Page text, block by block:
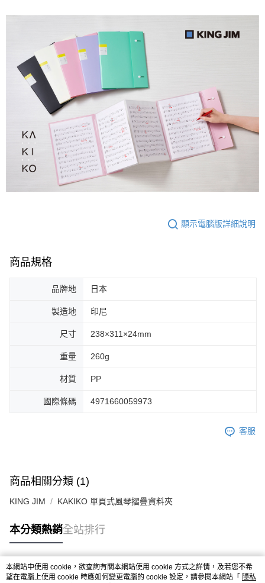
顯示電腦版詳細說明
商品規格
品牌地 日本
製造地 印尼
尺寸 238×311×24mm
重量 260g
材質 PP
國際條碼 4971660059973
客服
商品相關分類 (1)
KING JIM KAKIKO 單頁式風琴摺疊資料夾
本分類熱銷全站排行
熱門標籤
本網站中使用 cookie，欲查詢有關本網站使用 cookie 方式之詳情，及若您不希
望在電腦上使用 cookie 時應如何變更電腦的 cookie 設定，請參閱本網站「 隱私